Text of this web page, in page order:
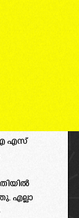
ഐ എസ്
എല്ലാ